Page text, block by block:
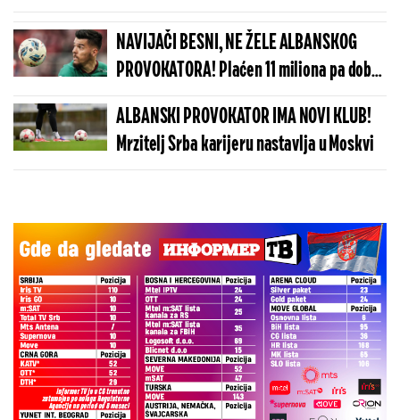
virusom! (VIDEO)
NAVIJAČI BESNI, NE ŽELE ALBANSKOG
PROVOKATORA! Plaćen 11 miliona pa dobio
brutalnu poruku
ALBANSKI PROVOKATOR IMA NOVI KLUB!
Mrzitelj Srba karijeru nastavlja u Moskvi